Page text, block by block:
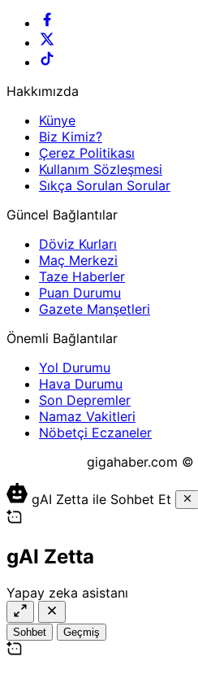
Hakkımızda
Künye
Biz Kimiz?
Çerez Politikası
Kullanım Sözleşmesi
Sıkça Sorulan Sorular
Güncel Bağlantılar
Döviz Kurları
Maç Merkezi
Taze Haberler
Puan Durumu
Gazete Manşetleri
Önemli Bağlantılar
Yol Durumu
Hava Durumu
Son Depremler
Namaz Vakitleri
Nöbetçi Eczaneler
gigahaber.com
gAI Zetta ile Sohbet Et
gAI Zetta
Yapay zeka asistanı
Sohbet Geçmiş